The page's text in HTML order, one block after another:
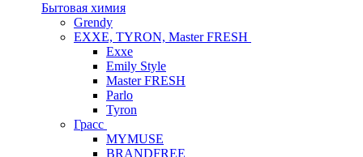
Бытовая химия
Grendy
EXXE, TYRON, Master FRESH
Exxe
Emily Style
Master FRESH
Parlo
Tyron
Грасс
MYMUSE
BRANDFREE